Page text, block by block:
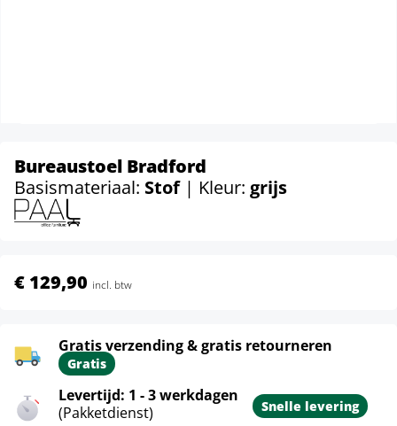
Bureaustoel Bradford
Basismateriaal: Stof | Kleur: grijs
€ 129,90 incl. btw
Gratis verzending & gratis retourneren
Gratis
Levertijd: 1 - 3 werkdagen
(Pakketdienst)
Snelle levering